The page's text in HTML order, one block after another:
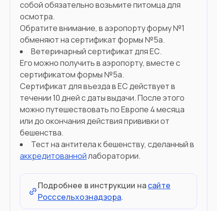
собой обязательно возьмите питомца для
осмотра.
Обратите внимание, в аэропорту форму №1
обменяют на сертификат формы №5а.
Ветеринарный сертификат для ЕС.
Его можно получить в аэропорту, вместе с
сертификатом формы №5а.
Сертификат для въезда в ЕС действует в
течении 10 дней с даты выдачи. После этого
можно путешествовать по Европе 4 месяца
или до окончания действия прививки от
бешенства.
Тест на антитела к бешенству, сделанный в
аккредитованнойлаборатории.
Подробнее в инструкции насайте
Росссельхознадзора.